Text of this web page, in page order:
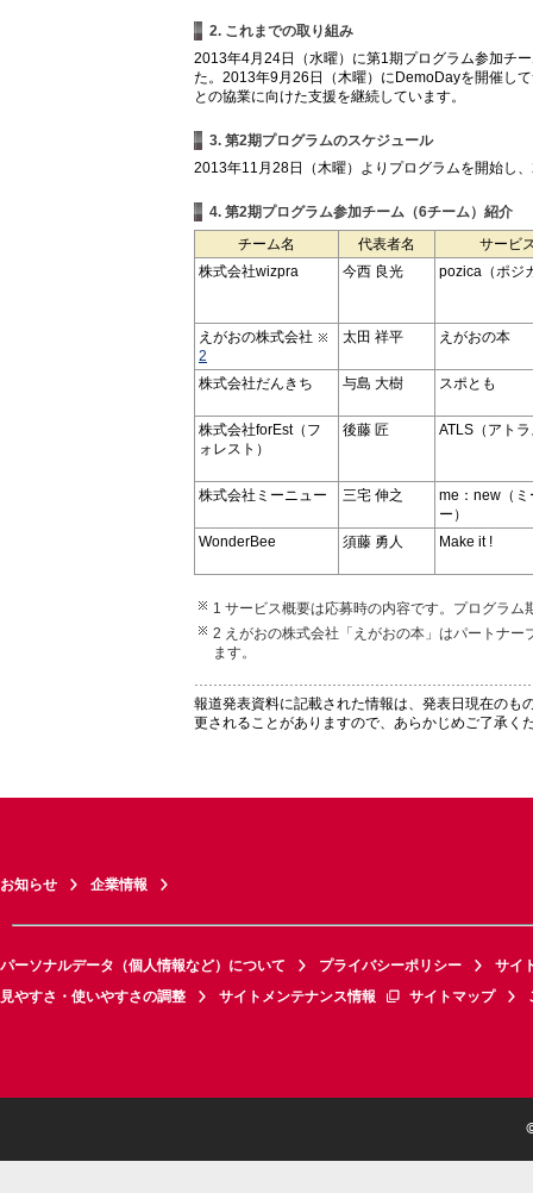
2. これまでの取り組み
2013年4月24日（水曜）に第1期プログラム参加チ
た。2013年9月26日（木曜）にDemoDayを開催し
との協業に向けた支援を継続しています。
3. 第2期プログラムのスケジュール
2013年11月28日（木曜）よりプログラムを開始し
4. 第2期プログラム参加チーム（6チーム）紹介
チーム名 代表者名
サービ
株式会社wizpra
今西 良光 pozica（ポジ
えがおの株式会社
2
太田 祥平 えがおの本
株式会社だんきち 与島 大樹 スポとも
株式会社forEst（フ
ォレスト）
後藤 匠 ATLS（アト
株式会社ミーニュー 三宅 伸之
me：new（ミ
ー）
WonderBee
須藤 勇人 Make it !
1 サービス概要は応募時の内容です。プログラ
2 えがおの株式会社「えがおの本」はパートナ
ます。
報道発表資料に記載された情報は、発表日現在のも
更されることがありますので、あらかじめご了承く
お知らせ 企業情報
パーソナルデータ（個人情報など）について プライバシーポリシー
サイ
見やすさ・使いやすさの調整
サイトメンテナンス情報 サイトマップ